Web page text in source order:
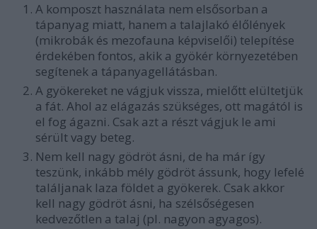
A komposzt használata nem elsősorban a
tápanyag miatt, hanem a talajlakó élőlények
(mikrobák és mezofauna képviselői) telepítése
érdekében fontos, akik a gyökér környezetében
segítenek a tápanyagellátásban.
A gyökereket ne vágjuk vissza, mielőtt elültetjük
a fát. Ahol az elágazás szükséges, ott magától is
el fog ágazni. Csak azt a részt vágjuk le ami
sérült vagy beteg.
Nem kell nagy gödröt ásni, de ha már így
teszünk, inkább mély gödröt ássunk, hogy lefelé
találjanak laza földet a gyökerek. Csak akkor
kell nagy gödröt ásni, ha szélsőségesen
kedvezőtlen a talaj (pl. nagyon agyagos).